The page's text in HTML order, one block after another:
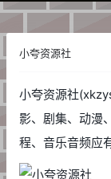
小夸资源社
小夸资源社
影、剧集、动漫
程、音乐音频应